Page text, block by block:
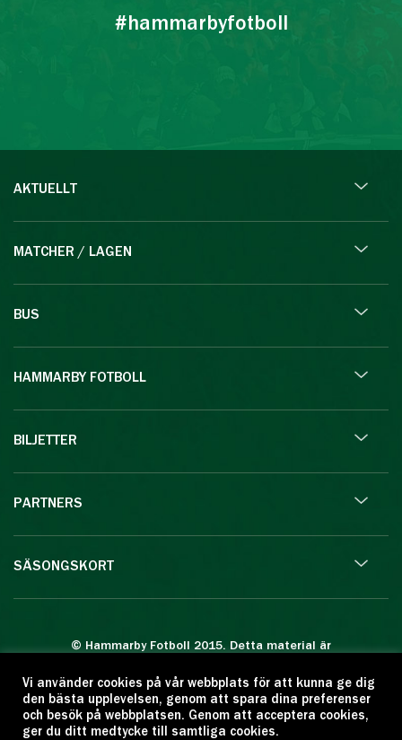
#hammarbyfotboll
AKTUELLT
MATCHER / LAGEN
BUS
HAMMARBY FOTBOLL
BILJETTER
PARTNERS
SÄSONGSKORT
© Hammarby Fotboll 2015. Detta material är
Eftertryck eller annan kopiering är förbjuden.
Citera oss gärna men ange källan:
www.hammarbyfotboll.se. Ansvarig utgivare:
Vi använder cookies på vår webbplats för att kunna ge dig
den bästa upplevelsen, genom att spara dina preferenser
och besök på webbplatsen. Genom att acceptera cookies,
ger du ditt medtycke till samtliga cookies.